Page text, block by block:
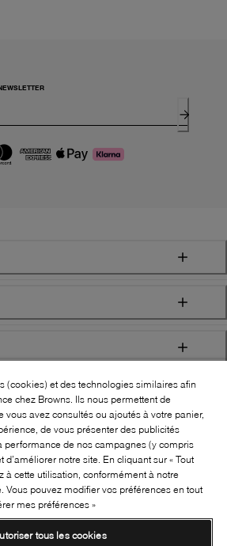
(cookies) et des technologies similaires afin
chez Browns. Ils nous permettent de
avez consultés ou ajoutés à votre panier,
de vous présenter des publicités
performance de nos campagnes (y compris
notre site. En cliquant sur « Tout
à cette utilisation, conformément à notre
Vous pouvez modifier vos préférences en tout
mes préférences »
tous les cookies